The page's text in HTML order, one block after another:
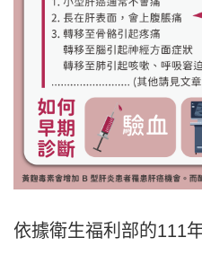
依據衛生福利部的111